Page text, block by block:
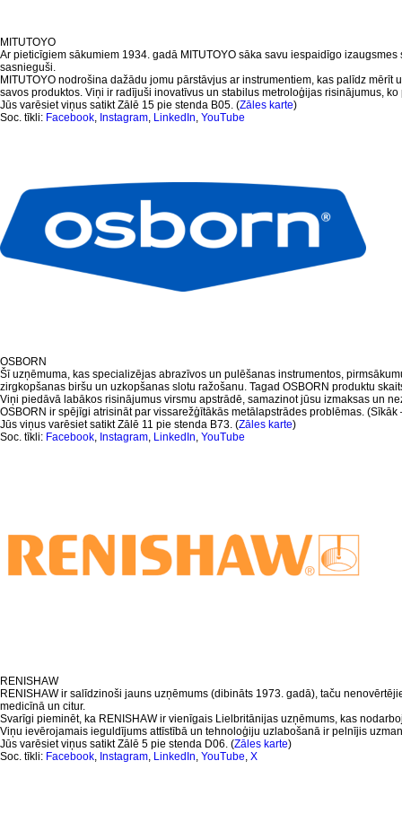
MITUTOYO
Ar pieticīgiem sākumiem 1934. gadā MITUTOYO sāka savu iespaidīgo
sasnieguši.
MITUTOYO nodrošina dažādu jomu pārstāvjus ar instrumentiem, kas palīdz
savos produktos. Viņi ir radījuši inovatīvus un stabilus metroloģijas risinājumus,
Jūs varēsiet viņus satikt Zālē 15 pie stenda B05. (Zāles karte)
Soc. tīkli: Facebook, Instagram, LinkedIn, YouTube
OSBORN
Šī uzņēmuma, kas specializējas abrazīvos un pulēšanas instrumentos,
zirgkopšanas biršu un uzkopšanas slotu ražošanu. Tagad OSBORN produktu
Viņi piedāvā labākos risinājumus virsmu apstrādē, samazinot jūsu izmaksas un
OSBORN ir spējīgi atrisināt par vissarežģītākās metālapstrādes problēmas. (Sīkāk
Jūs viņus varēsiet satikt Zālē 11 pie stenda B73. (Zāles karte)
Soc. tīkli: Facebook, Instagram, LinkedIn, YouTube
RENISHAW
RENISHAW ir salīdzinoši jauns uzņēmums (dibināts 1973. gadā), taču
medicīnā un citur.
Svarīgi pieminēt, ka RENISHAW ir vienīgais Lielbritānijas uzņēmums, kas
Viņu ievērojamais ieguldījums attīstībā un tehnoloģiju uzlabošanā ir pelnījis
Jūs varēsiet viņus satikt Zālē 5 pie stenda D06. (Zāles karte)
Soc. tīkli: Facebook, Instagram, LinkedIn, YouTube, X